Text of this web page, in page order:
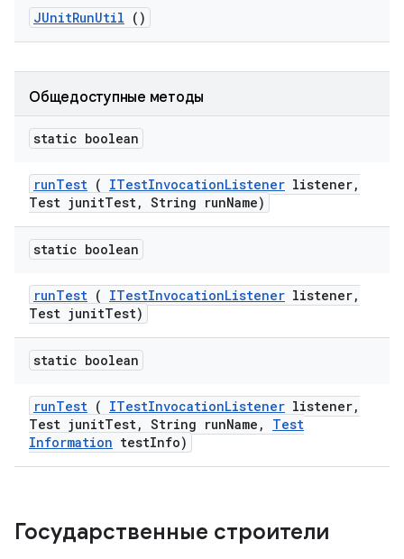
JUnitRunUtil ()
Общедоступные методы
static boolean
runTest ( ITestInvocationListener listener,
Test junitTest, String runName)
static boolean
runTest ( ITestInvocationListener listener,
Test junitTest)
static boolean
runTest ( ITestInvocationListener listener,
Test junitTest, String runName ,
Test
Information testInfo)
Государственные строители